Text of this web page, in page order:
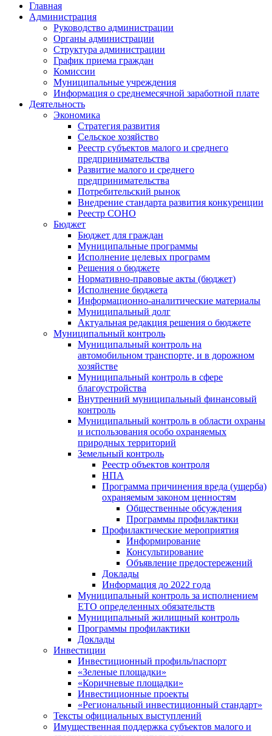
Главная
Администрация
Руководство администрации
Органы администрации
Структура администрации
График приема граждан
Комиссии
Муниципальные учреждения
Информация о среднемесячной заработной плате
Деятельность
Экономика
Стратегия развития
Сельское хозяйство
Реестр субъектов малого и среднего
предпринимательства
Развитие малого и среднего
предпринимательства
Потребительский рынок
Внедрение стандарта развития конкуренции
Реестр СОНО
Бюджет
Бюджет для граждан
Муниципальные программы
Исполнение целевых программ
Решения о бюджете
Нормативно-правовые акты (бюджет)
Исполнение бюджета
Информационно-аналитические материалы
Муниципальный долг
Актуальная редакция решения о бюджете
Муниципальный контроль
Муниципальный контроль на
автомобильном транспорте, и в дорожном
хозяйстве
Муниципальный контроль в сфере
благоустройства
Внутренний муниципальный финансовый
контроль
Муниципальный контроль в области охраны
и использования особо охраняемых
природных территорий
Земельный контроль
Реестр объектов контроля
НПА
Программа причинения вреда (ущерба)
охраняемым законом ценностям
Общественные обсуждения
Программы профилактики
Профилактические мероприятия
Информирование
Консультирование
Объявление предостережений
Доклады
Информация до 2022 года
Муниципальный контроль за исполнением
ЕТО определенных обязательств
Муниципальный жилищный контроль
Программы профилактики
Доклады
Инвестиции
Инвестиционный профиль/паспорт
«Зеленые площадки»
«Коричневые площадки»
Инвестиционные проекты
«Региональный инвестиционный стандарт»
Тексты официальных выступлений
Имущественная поддержка субъектов малого и